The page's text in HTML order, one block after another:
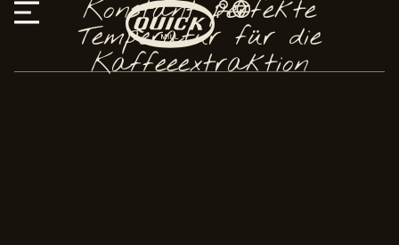
Konstant perfekte
Temperatur für die
Kaffeeextraktion